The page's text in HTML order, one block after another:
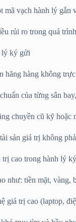
vạch hành lý gắn
rủi ro trong quá
lý ký gửi
hãng hàng không
của từng sân
chuyền cũ kỹ
sản giá trị không
trị cao trong hành lý
như: tiền mặt, vàng,
giá trị cao (laptop,